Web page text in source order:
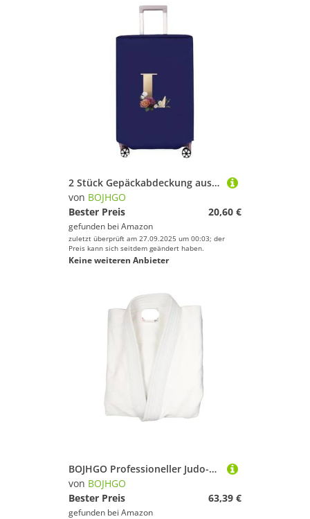
2 Stück Gepäckabdeckung aus Vliesstoff, Kofferschutz, Gepäck, Staubschutz, geeignet for 50,8–76, cm große Koffer mit goldenem Buchstabendruck für Drinnen Draußen(Blue L,24 inch)
von BOJHGO
Bester Preis
20,60 €
gefunden bei Amazon
zuletzt überprüft am 27.09.2025 um 00:03; der
Preis kann sich seitdem geändert haben.
Keine weiteren Anbieter
BOJHGO Professioneller Judo-Gi-Anzug, Kampfsport-Anzug, Judo-Uniform, Single-Weave-Judo-Gi-Kimono for Herren und Damen Für Training(White,XS-130CM)
von BOJHGO
Bester Preis
63,39 €
gefunden bei Amazon